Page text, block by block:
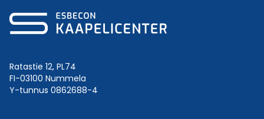
Ratastie 12, PL74
FI-03100 Nummela
Y-tunnus 0862688-4